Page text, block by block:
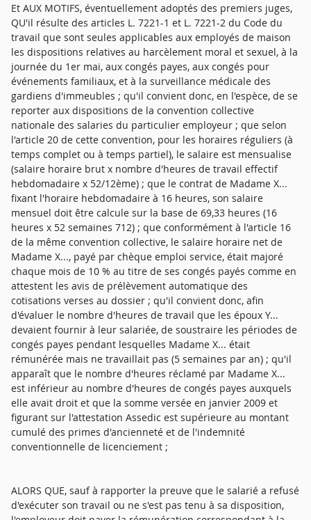
Et AUX MOTIFS, éventuellement adoptés des premiers juges,
QU'il résulte des articles L. 7221-1 et L. 7221-2 du Code du
travail que sont seules applicables aux employés de maison
les dispositions relatives au harcèlement moral et sexuel, à la
journée du 1er mai, aux congés payes, aux congés pour
événements familiaux, et à la surveillance médicale des
gardiens d'immeubles ; qu'il convient donc, en l'espèce, de se
reporter aux dispositions de la convention collective
nationale des salaries du particulier employeur ; que selon
l'article 20 de cette convention, pour les horaires réguliers (à
temps complet ou à temps partiel), le salaire est mensualise
(salaire horaire brut x nombre d'heures de travail effectif
hebdomadaire x 52/12ème) ; que le contrat de Madame X...
fixant l'horaire hebdomadaire à 16 heures, son salaire
mensuel doit être calcule sur la base de 69,33 heures (16
heures x 52 semaines 712) ; que conformément à l'article 16
de la même convention collective, le salaire horaire net de
Madame X..., payé par chèque emploi service, était majoré
chaque mois de 10 % au titre de ses congés payés comme en
attestent les avis de prélèvement automatique des
cotisations verses au dossier ; qu'il convient donc, afin
d'évaluer le nombre d'heures de travail que les époux Y...
devaient fournir à leur salariée, de soustraire les périodes de
congés payes pendant lesquelles Madame X... était
rémunérée mais ne travaillait pas (5 semaines par an) ; qu'il
apparaît que le nombre d'heures réclamé par Madame X...
est inférieur au nombre d'heures de congés payes auxquels
elle avait droit et que la somme versée en janvier 2009 et
figurant sur l'attestation Assedic est supérieure au montant
cumulé des primes d'ancienneté et de l'indemnité
conventionnelle de licenciement ;
ALORS QUE, sauf à rapporter la preuve que le salarié a refusé
d'exécuter son travail ou ne s'est pas tenu à sa disposition,